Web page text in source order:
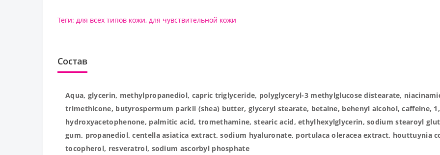
Теги: для всех типов кожи, для чувствительной кожи
Состав
Aqua, glycerin, methylpropanediol, capric triglyceride, polyglyceryl-3 methylglucose distearate,
trimethicone, butyrospermum parkii (shea) butter, glyceryl stearate, betaine, behenyl alcohol, caffeine,
hydroxyacetophenone, palmitic acid, tromethamine, stearic acid, ethylhexylglycerin, sodium stearoyl
gum, propanediol, centella asiatica extract, sodium hyaluronate, portulaca oleracea extract, houttuynia
tocopherol, resveratrol, sodium ascorbyl phosphate